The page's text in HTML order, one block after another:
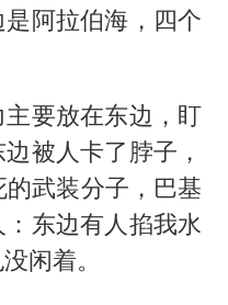
是阿拉伯海，四个
要放在东边，盯
被人卡了脖子，
武装分子，巴基
东边有人掐我水
闲着。